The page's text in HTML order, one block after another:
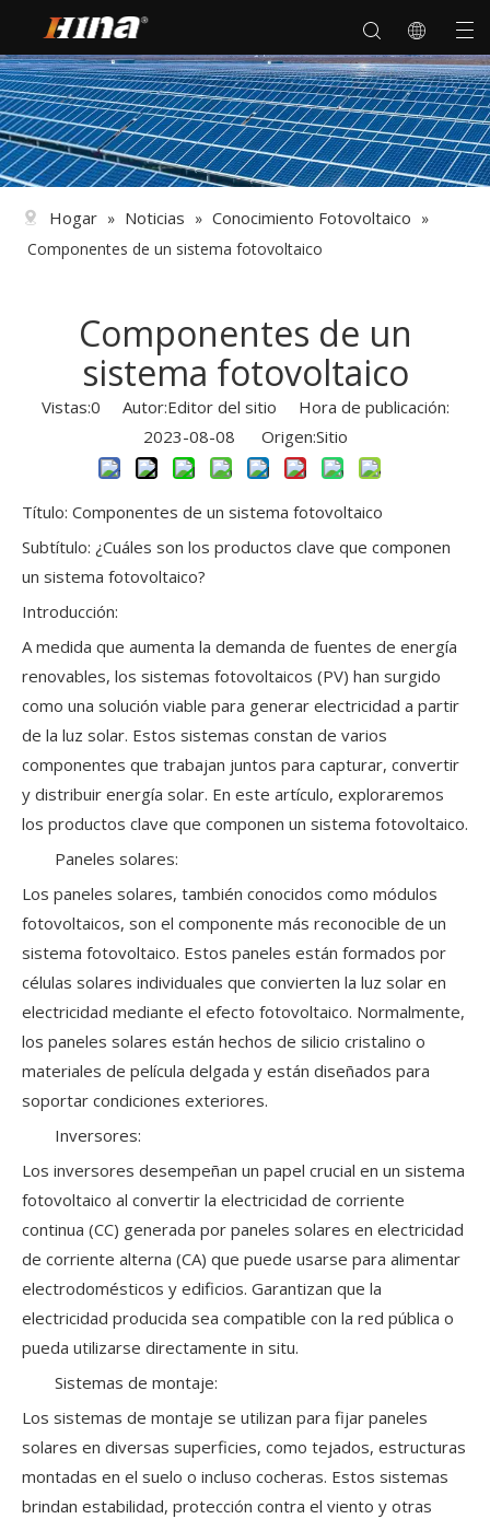
Hogar » Noticias » Conocimiento Fotovoltaico »
Componentes de un sistema fotovoltaico
Componentes de un
sistema fotovoltaico
Vistas:0 Autor:Editor del sitio Hora de publicación:
2023-08-08 Origen:Sitio
Título: Componentes de un sistema fotovoltaico
Subtítulo: ¿Cuáles son los productos clave que componen
un sistema fotovoltaico?
Introducción:
A medida que aumenta la demanda de fuentes de energía
renovables, los sistemas fotovoltaicos (PV) han surgido
como una solución viable para generar electricidad a partir
de la luz solar. Estos sistemas constan de varios
componentes que trabajan juntos para capturar, convertir
y distribuir energía solar. En este artículo, exploraremos
los productos clave que componen un sistema fotovoltaico.
Paneles solares:
Los paneles solares, también conocidos como módulos
fotovoltaicos, son el componente más reconocible de un
sistema fotovoltaico. Estos paneles están formados por
células solares individuales que convierten la luz solar en
electricidad mediante el efecto fotovoltaico. Normalmente,
los paneles solares están hechos de silicio cristalino o
materiales de película delgada y están diseñados para
soportar condiciones exteriores.
Inversores:
Los inversores desempeñan un papel crucial en un sistema
fotovoltaico al convertir la electricidad de corriente
continua (CC) generada por paneles solares en electricidad
de corriente alterna (CA) que puede usarse para alimentar
electrodomésticos y edificios. Garantizan que la
electricidad producida sea compatible con la red pública o
pueda utilizarse directamente in situ.
Sistemas de montaje:
Los sistemas de montaje se utilizan para fijar paneles
solares en diversas superficies, como tejados, estructuras
montadas en el suelo o incluso cocheras. Estos sistemas
brindan estabilidad, protección contra el viento y otras